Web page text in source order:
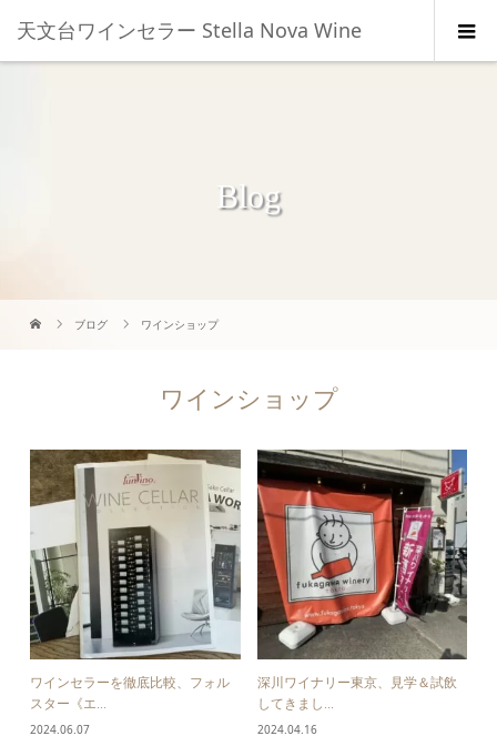
天文台ワインセラー Stella Nova Wine
Blog
ブログ ワインショップ
ワインショップ
ワインセラーを徹底比較、フォル
スター《エ...
2024.06.07
深川ワイナリー東京、見学＆試飲
してきまし...
2024.04.16